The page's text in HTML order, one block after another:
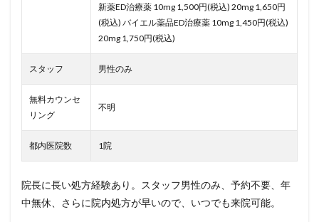
新薬ED治療薬 10mg 1,500円(税込) 20mg 1,650円
(税込) バイエル薬品ED治療薬 10mg 1,450円(税込)
20mg 1,750円(税込)
スタッフ 男性のみ
無料カウンセ
リング
不明
都内医院数 1院
院長に長い処方経験あり。スタッフ男性のみ、予約不要、年
中無休、さらに院内処方が早いので、いつでも来院可能。